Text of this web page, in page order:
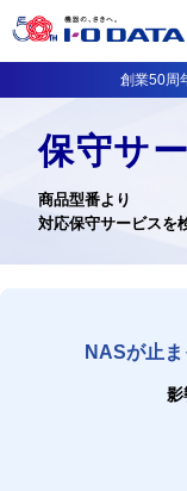
創業50周
保守サ
商品型番より
対応保守サービスを
NASが止
影